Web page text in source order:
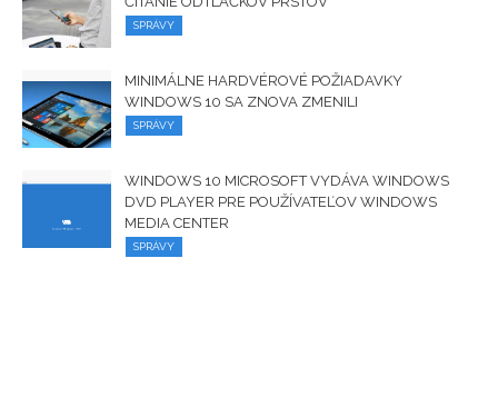
SPRÁVY
MINIMÁLNE HARDVÉROVÉ ​​POŽIADAVKY
WINDOWS 10 SA ZNOVA ZMENILI
SPRÁVY
WINDOWS 10 MICROSOFT VYDÁVA WINDOWS
DVD PLAYER PRE POUŽÍVATEĽOV WINDOWS
MEDIA CENTER
SPRÁVY